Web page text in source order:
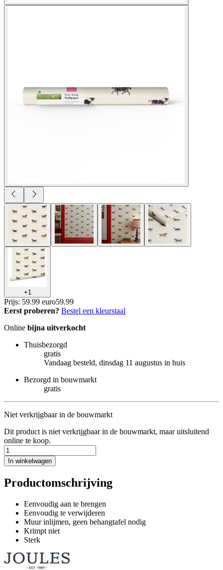
+1
Prijs: 59.99 euro59.99
Eerst proberen? Bestel een kleurstaal
Online bijna uitverkocht
Thuisbezorgd
gratis
Vandaag besteld, dinsdag 11 augustus in huis
Bezorgd in bouwmarkt
gratis
Niet verkrijgbaar in de bouwmarkt
Dit product is niet verkrijgbaar in de bouwmarkt, maar uitsluitend
online te koop.
In winkelwagen
Productomschrijving
Eenvoudig aan te brengen
Eenvoudig te verwijderen
Muur inlijmen, geen behangtafel nodig
Krimpt niet
Sterk